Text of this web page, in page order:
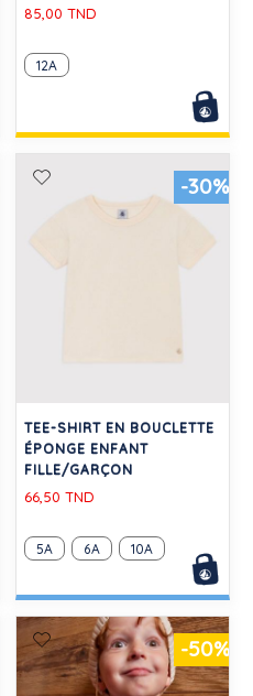
85,00 TND
12A
-30%
TEE-SHIRT EN BOUCLETTE
ÉPONGE ENFANT
FILLE/GARÇON
66,50 TND
5A 6A 10A
-50%